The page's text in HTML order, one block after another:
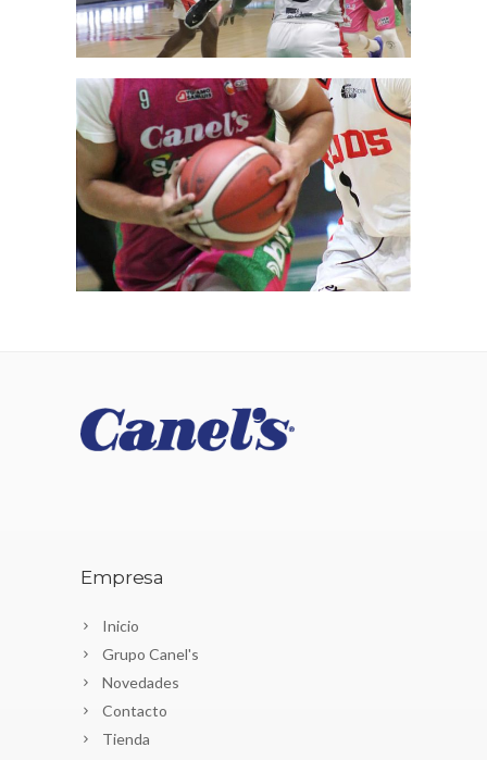
Empresa
Inicio
Grupo Canel's
Novedades
Contacto
Tienda